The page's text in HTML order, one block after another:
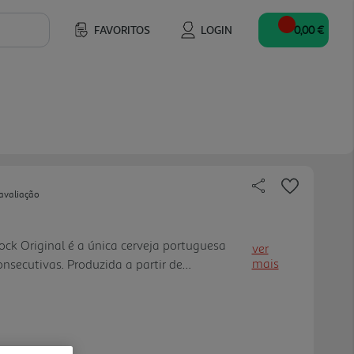
FAVORITOS LOGIN 0,00 €
Original é a única cerveja portuguesa
Produzida a partir de
natural, é a cerveja autêntica de excelência
ver
mais